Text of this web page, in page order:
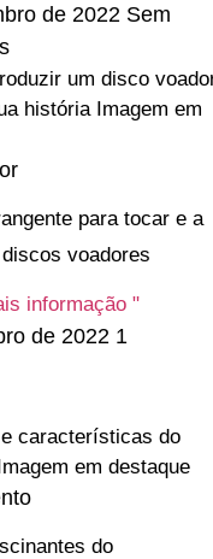
de 2022 Sem
para tocar e a
voadores
informação "
de 2022 1
do